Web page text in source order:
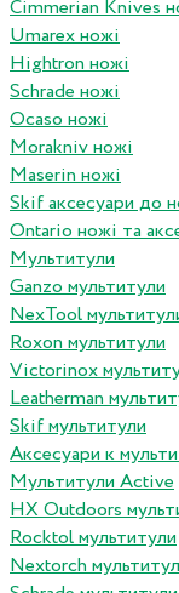
Cimmerian Knives
Umarex ножі
Hightron ножі
Schrade ножі
Ocaso ножі
Morakniv ножі
Maserin ножі
Skif аксесуари до
Ontario ножі та
Мультитули
Ganzo мультитули
NexTool
Roxon мультитули
Victorinox
Leatherman
Skif мультитули
Аксесуари к
Мультитули Active
HX Outdoors
Rocktol мультитули
Nextorch